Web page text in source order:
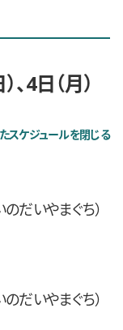
4日（月）
スケジュールを閉じる
だいやまぐち）
だいやまぐち）